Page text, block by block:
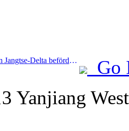
Prev:Die Eisenbahn im Jangtse-Delta beförderte während der Maifeiertage über 21,38 Millionen Fahrgäste.
Go
Yanjiang